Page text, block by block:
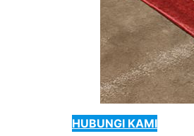
HUBUNGI KAMI